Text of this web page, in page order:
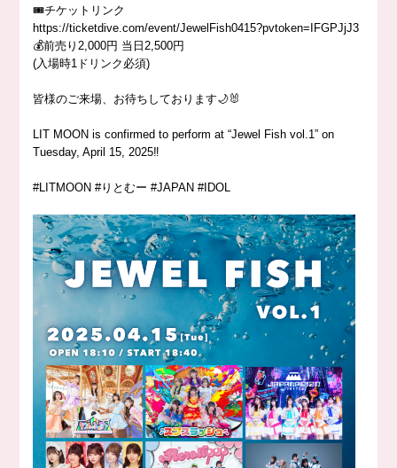
🎟️チケットリンク
https://ticketdive.com/event/JewelFish0415?pvtoken=IFGPJjJ3
💰前売り2,000円 当日2,500円
(入場時1ドリンク必須)
皆様のご来場、お待ちしております🌙🐰
LIT MOON is confirmed to perform at “Jewel Fish vol.1” on
Tuesday, April 15, 2025‼️
#LITMOON #りとむー #JAPAN #IDOL